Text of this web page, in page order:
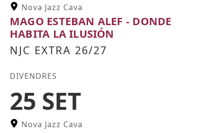
Nova Jazz Cava
MAGO ESTEBAN ALEF - DONDE
HABITA LA ILUSIÓN
NJC EXTRA 26/27
DIVENDRES
25 SET
Nova Jazz Cava